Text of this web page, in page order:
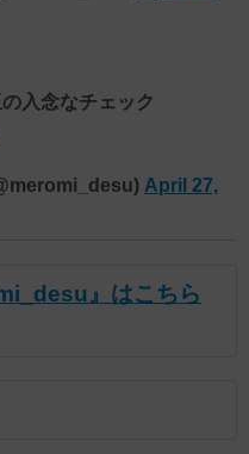
入念なチェック
April 27,
』はこちら